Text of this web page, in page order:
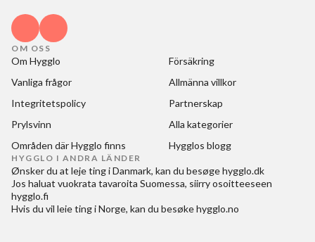
OM OSS
Om Hygglo
Försäkring
Vanliga frågor
Allmänna villkor
Integritetspolicy
Partnerskap
Prylsvinn
Alla kategorier
Områden där Hygglo finns
Hygglos blogg
HYGGLO I ANDRA LÄNDER
Ønsker du at leje ting i Danmark, kan du besøgehygglo.dk
Jos haluat vuokrata tavaroita Suomessa, siirry osoitteeseen
hygglo.fi
Hvis du vil leie ting i Norge, kan du besøkehygglo.no